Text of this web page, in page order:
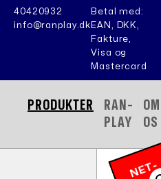
40420932
info@ranplay.dk
Betal med:
EAN, DKK,
Fakture,
Visa og
Mastercard
PRODUKTER
RAN-
PLAY
OM
OS
N
E
T
-
P
RI